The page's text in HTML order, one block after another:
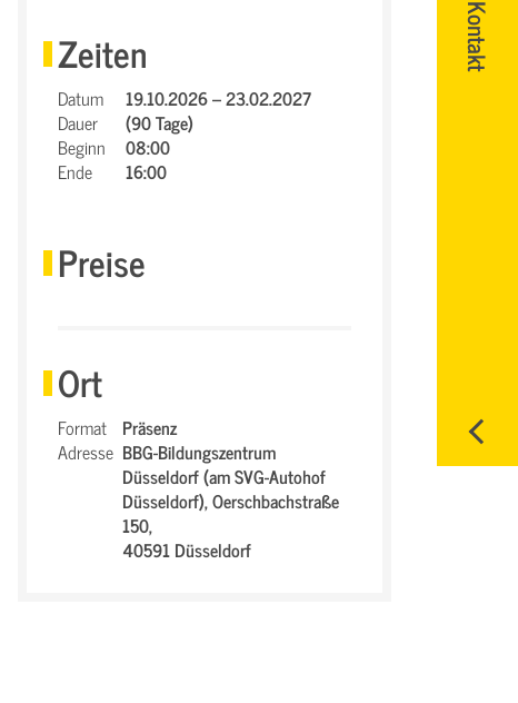
Kontakt
Zeiten
Datum
19.10.2026 – 23.02.2027
Dauer
(90 Tage)
Beginn
08:00
Ende
16:00
Preise
Ort
Format Präsenz
Adresse BBG-Bildungszentrum
Düsseldorf (am SVG-Autohof
Düsseldorf),Oerschbachstraße
150,
40591 Düsseldorf